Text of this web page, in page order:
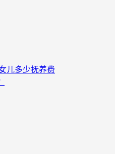
儿多少抚养费